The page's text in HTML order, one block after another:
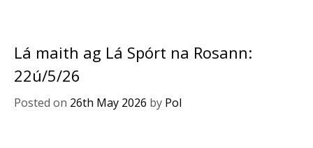
Lá maith ag Lá Spórt na Rosann:
22ú/5/26
Posted on 26th May 2026 by Pol